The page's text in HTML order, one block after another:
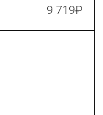
9 719₽